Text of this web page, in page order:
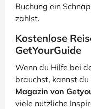
Buchung ein
zahlst.
Kostenlose
GetYourGuide
Wenn du Hilfe bei
brauchst, kannst
Magazin von
viele nützliche